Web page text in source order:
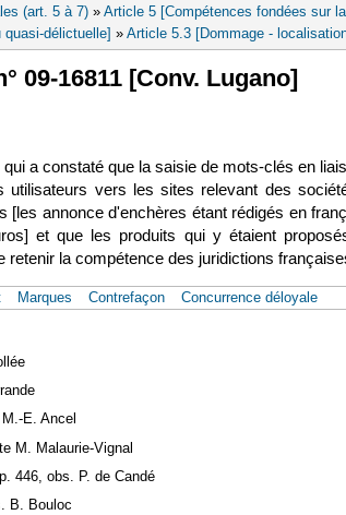
(art. 5 à 7) » Article 5 [Compétences fondées sur
délictuelle] » Article 5.3 [Dommage -
09-16811 [Conv. Lugano]
a constaté que la saisie de mots-clés en
utilisateurs vers les sites relevant des
[les annonce d'enchères étant rédigés en
et que les produits qui y étaient
retenir la compétence des juridictions
Marques Contrefaçon Concurrence déloyale
E. Ancel
M. Malaurie-Vignal
446, obs. P. de Candé
B. Bouloc